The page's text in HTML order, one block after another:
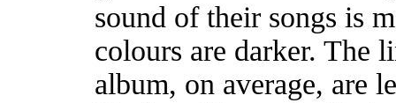
sound of their songs is
colours are darker. The
album, on average, are